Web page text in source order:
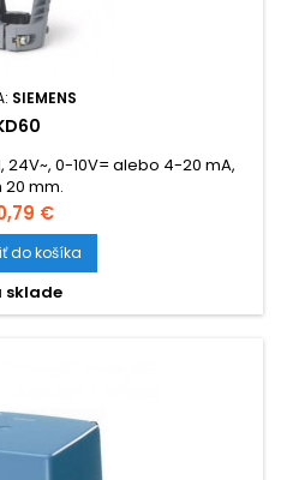
SIEMENS
24V~, 0-10V= alebo 4-20 mA,
20 mm.
€
do košíka
sklade